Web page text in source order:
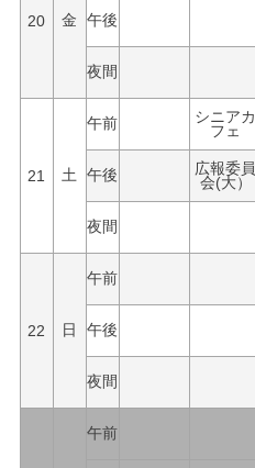
20 金 午後
夜間
21 土
午前
シニアカ
フェ
午後
広報委員
会(大）
夜間
22 日
午前
午後
夜間
午前